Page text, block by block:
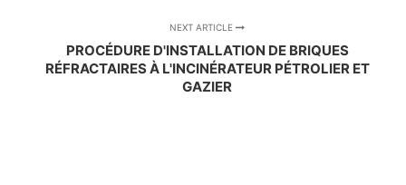
NEXT ARTICLE
PROCÉDURE D'INSTALLATION DE BRIQUES
RÉFRACTAIRES À L'INCINÉRATEUR PÉTROLIER ET
GAZIER